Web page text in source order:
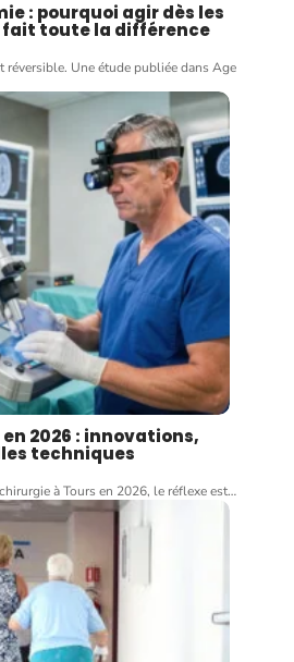
: pourquoi agir dès les
fait toute la différence
réversible. Une étude publiée dans Age
2026 : innovations,
techniques
à Tours en 2026, le réflexe est…